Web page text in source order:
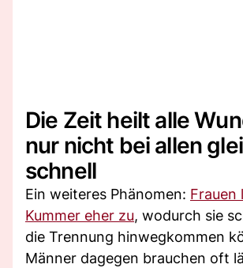
Die Zeit heilt alle
nur nicht bei allen
schnell
Ein weiteres Phänomen: Frauen
Kummer eher zu, wodurch sie
die Trennung hinwegkommen
Männer dagegen brauchen oft